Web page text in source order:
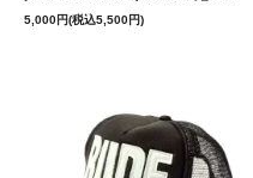
5,000円(税込5,500円)